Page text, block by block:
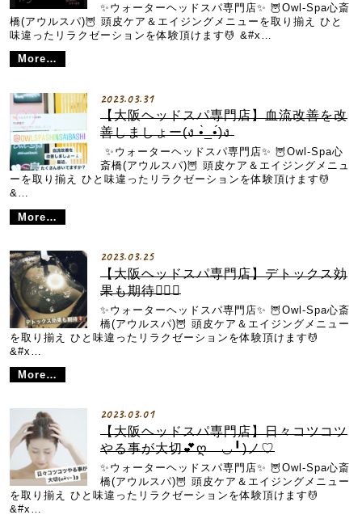
✨ウォーターヘッドスパ専門店✨ 🦉Owl-Spa心斎
橋(アウルスパ)🦉 頭皮ケア＆エイジングメニューを取り揃え ひと
味違ったリラクゼーションを体験頂けます💆 &#x…
More…
2023.03.31
【大阪ヘッドスパ専門店】血流改善を改
善しましょー(ง •̀_•́)ง
︎ ✨ウォーターヘッドスパ専門店✨ 🦉Owl-Spa心
斎橋(アウルスパ)🦉 頭皮ケア＆エイジングメニュ
ーを取り揃え ひと味違ったリラクゼーションを体験頂けます💆
&…
More…
2023.03.25
【大阪ヘッドスパ専門店】デトックス効
果も期待👌🏻😉
✨ウォーターヘッドスパ専門店✨ 🦉Owl-Spa心斎
橋(アウルスパ)🦉 頭皮ケア＆エイジングメニュー
を取り揃え ひと味違ったリラクゼーションを体験頂けます💆
&#x…
More…
2023.03.01
【大阪ヘッドスパ専門店】日々コツコツ
やる事が大切💕ღゝ◡╹)ノ♡
✨ウォーターヘッドスパ専門店✨ 🦉Owl-Spa心斎
橋(アウルスパ)🦉 頭皮ケア＆エイジングメニュー
を取り揃え ひと味違ったリラクゼーションを体験頂けます💆
&#x…